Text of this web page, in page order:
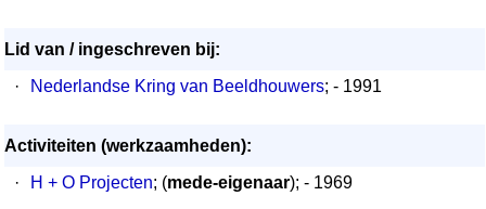
Lid van / ingeschreven bij:
·
Nederlandse Kring van Beeldhouwers; - 1991
Activiteiten (werkzaamheden):
·
H + O Projecten; (mede-eigenaar); - 1969